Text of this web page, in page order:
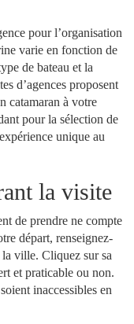
pour l’organisation
varie en fonction de
de bateau et la
d’agences proposent
catamaran à votre
pour la sélection de
unique au
la visite
de prendre ne compte
départ, renseignez-
ville. Cliquez sur sa
et praticable ou non.
inaccessibles en